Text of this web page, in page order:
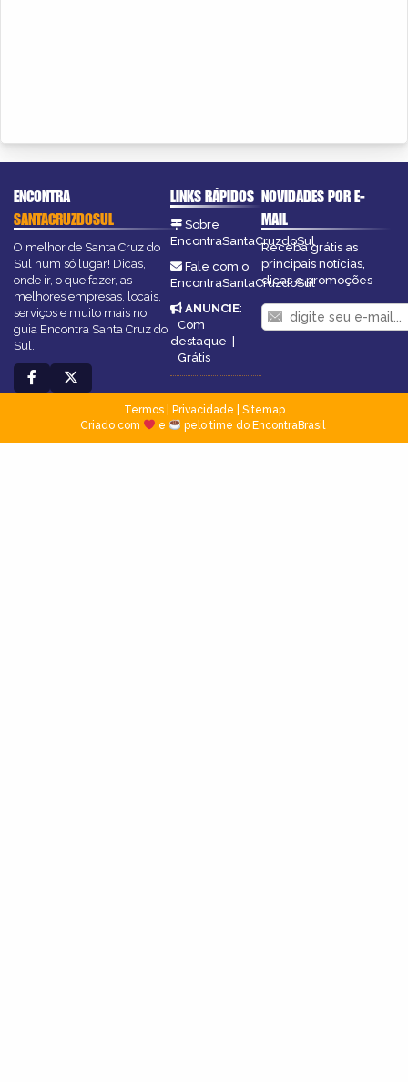
ENCONTRA
SANTACRUZDOSUL
O melhor de Santa Cruz do
Sul num só lugar! Dicas,
onde ir, o que fazer, as
melhores empresas, locais,
serviços e muito mais no
guia Encontra Santa Cruz do
Sul.
LINKS RÁPIDOS
Sobre
EncontraSantaCruzdoSul
Fale com o
EncontraSantaCruzdoSul
ANUNCIE:
Com
destaque |
Grátis
NOVIDADES POR E-
MAIL
Receba grátis as
principais notícias,
dicas e promoções
Termos| Privacidade
Sitemap
Criado com
e pelo time do EncontraBrasil